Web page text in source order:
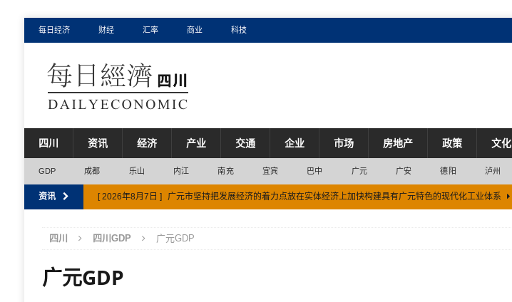
每日经济 财经 汇率 商业 科技
四川 资讯 经济 产业 交通 企业 市场 房地产 政策 文化
GDP 成都 乐山 内江 南充 宜宾 巴中 广元 广安 德阳 泸州
资讯 [ 2026年8月7日 ] 成都市：四川省2026年定制化生产重点企业名单出炉 成都39家企业入选 市场
[ 2026年8月6日 ] 雅安市经济半年报出炉 工业跑出“加速度”
[ 2026年8月7日 ]
四川 四川GDP 广元GDP
广元GDP